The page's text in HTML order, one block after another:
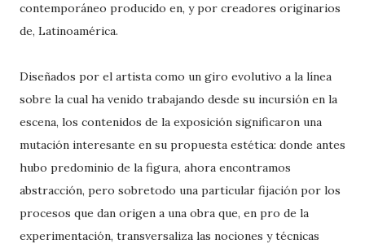
contemporáneo producido en, y por creadores originarios
de, Latinoamérica.
Diseñados por el artista como un giro evolutivo a la línea
sobre la cual ha venido trabajando desde su incursión en la
escena, los contenidos de la exposición significaron una
mutación interesante en su propuesta estética: donde antes
hubo predominio de la figura, ahora encontramos
abstracción, pero sobretodo una particular fijación por los
procesos que dan origen a una obra que, en pro de la
experimentación, transversaliza las nociones y técnicas